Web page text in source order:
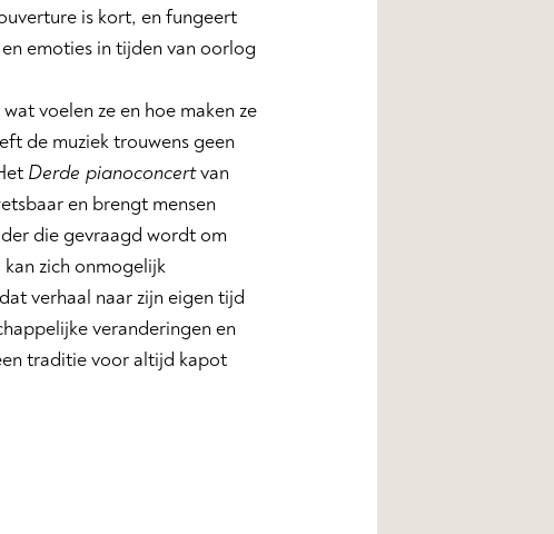
is kort, en fungeert
emoties in tijden van oorlog
voelen ze en hoe maken ze
de muziek trouwens geen
Derde pianoconcertvan
en brengt mensen
die gevraagd wordt om
zich onmogelijk
verhaal naar zijn eigen tijd
veranderingen en
traditie voor altijd kapot